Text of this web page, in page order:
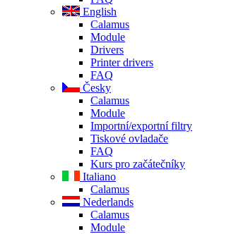
English
Calamus
Module
Drivers
Printer drivers
FAQ
Česky
Calamus
Module
Importní/exportní filtry
Tiskové ovladače
FAQ
Kurs pro začátečníky
Italiano
Calamus
Nederlands
Calamus
Module